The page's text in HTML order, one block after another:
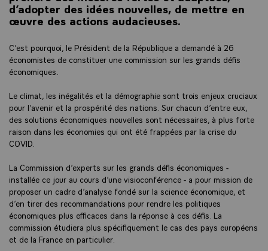
d’adopter des idées nouvelles, de mettre en
œuvre des actions audacieuses.
C’est pourquoi, le Président de la République a demandé à 26
économistes de constituer une commission sur les grands défis
économiques.
Le climat, les inégalités et la démographie sont trois enjeux cruciaux
pour l’avenir et la prospérité des nations. Sur chacun d’entre eux,
des solutions économiques nouvelles sont nécessaires, à plus forte
raison dans les économies qui ont été frappées par la crise du
COVID.
La Commission d’experts sur les grands défis économiques -
installée ce jour au cours d’une visioconférence - a pour mission de
proposer un cadre d’analyse fondé sur la science économique, et
d’en tirer des recommandations pour rendre les politiques
économiques plus efficaces dans la réponse à ces défis. La
commission étudiera plus spécifiquement le cas des pays européens
et de la France en particulier.